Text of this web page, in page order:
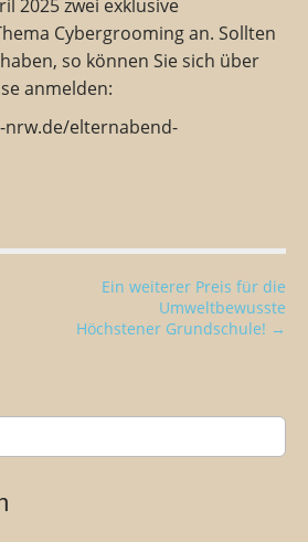
2025 zwei exklusive
Cybergrooming an. Sollten
so können Sie sich über
anmelden:
elternabend-
Ein weiterer Preis für die
Umweltbewusste
Höchstener Grundschule! →